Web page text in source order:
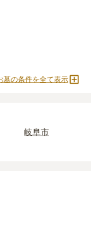
の費用。僧侶に渡
きく変わるため、見
園の詳しい料金案
町村に一定年数以
ただくか、資料請求
ください。
墓の条件を全て表示
岐阜市